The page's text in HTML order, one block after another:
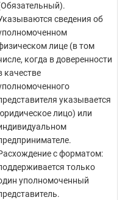
сведения об
лице (в том
когда в доверенности
качестве
указывается
лицо) или
с форматом:
только
уполномоченный